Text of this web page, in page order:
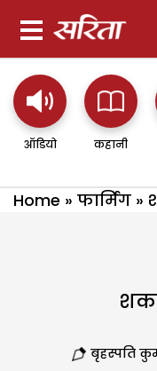
ऑडियो कहानी
Home » फार्मिंग »
बृहस्पति